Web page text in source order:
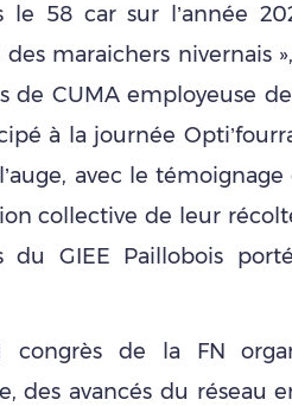
le 58 car sur l’année
maraichers nivernais
de CUMA employeuse
à la journée
avec le
collective de leur
du GIEE Paillobois
de la FN
des avancés du réseau